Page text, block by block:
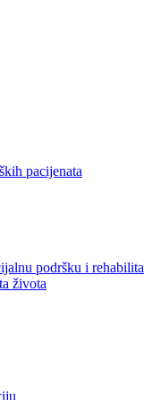
pacijenata
podršku i
života